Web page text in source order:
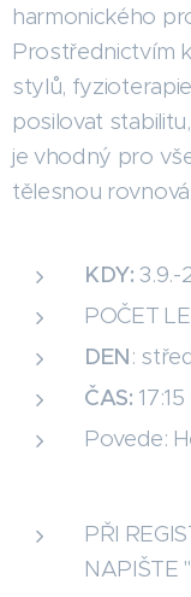
harmonického
Prostřednictvím
stylů,
posilovat
je vhodný pro
tělesnou
KDY:3.9.-
POČET
DEN:
ČAS:
Povede:
PŘI
NAPIŠTE